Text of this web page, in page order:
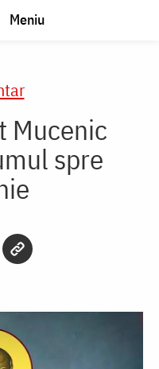
Meniu
Mucenic
spre